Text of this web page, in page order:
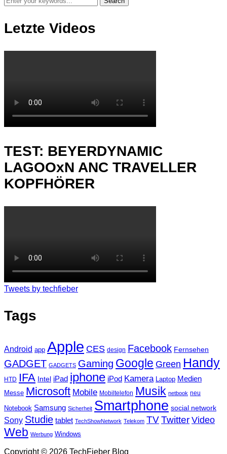
Letzte Videos
TEST: BEYERDYNAMIC
LAGOOxN ANC TRAVELLER
KOPFHÖRER
Tweets by techfieber
Tags
Android app Apple CES design Facebook Fernsehen
GADGET GADGETS Gaming Google Green Handy
HTD IFA Intel iPad iphone iPod Kamera Laptop Medien
Messe Microsoft Mobile Mobiltelefon Musik netbook neu
Notebook Samsung Sicherheit Smartphone social network
Sony Studie tablet TechShowNetwork Telekom TVTwitter Video
Web Werbung Windows
Copyright © 2026 TechFieber Blog